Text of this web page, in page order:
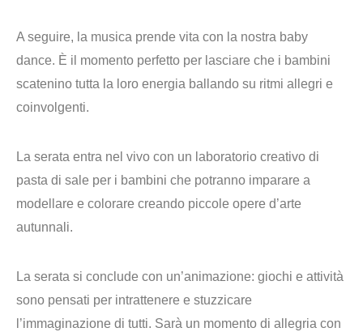
A seguire, la musica prende vita con la nostra baby
dance. È il momento perfetto per lasciare che i bambini
scatenino tutta la loro energia ballando su ritmi allegri e
coinvolgenti.
La serata entra nel vivo con un laboratorio creativo di
pasta di sale per i bambini che potranno imparare a
modellare e colorare creando piccole opere d’arte
autunnali.
La serata si conclude con un’animazione: giochi e attività
sono pensati per intrattenere e stuzzicare
l’immaginazione di tutti. Sarà un momento di allegria con